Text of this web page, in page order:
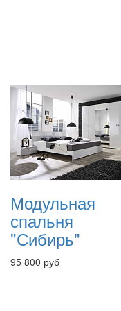
Модульная
спальня
"Сибирь"
95 800 руб